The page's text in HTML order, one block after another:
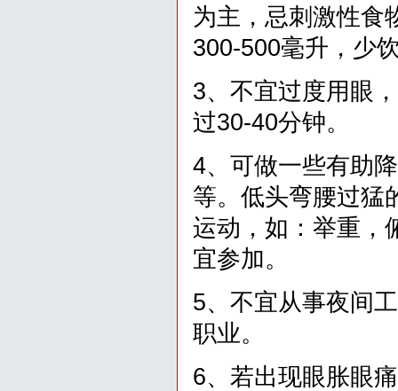
为主，忌刺激性食
300-500毫升，少
3、不宜过度用眼
过30-40分钟。
4、可做一些有助
等。低头弯腰过猛
运动，如：举重，
宜参加。
5、不宜从事夜间
职业。
6、若出现眼胀眼